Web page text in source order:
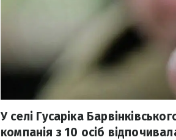
У селі Гусаріка
компанія з 10 осіб